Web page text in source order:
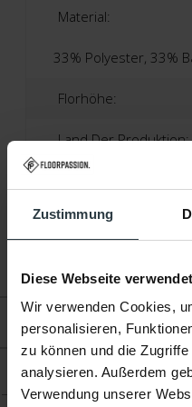
Zustimmung
Diese Webseite
Wir verwenden Cookies,
personalisieren,
zu können und die
analysieren. Außerdem
Verwendung unserer
Bewertungen
Produkt
Material:
33% Polyester, 33%
Florhöhe:
Land Der Produktion:
2 Jahre